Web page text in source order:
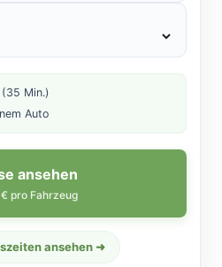
Min.)
Auto
ansehen
pro Fahrzeug
ansehen ➜